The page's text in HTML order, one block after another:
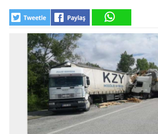
BELEDİYELER
SAĞLIK
SİYASET
EĞİTİM
GALERİ
VİDEO